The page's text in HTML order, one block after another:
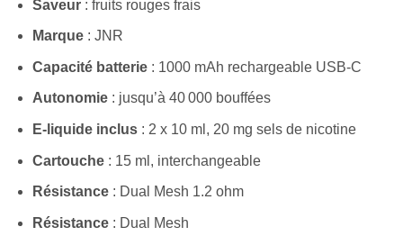
Saveur: fruits rouges frais
Marque: JNR
Capacité batterie: 1000 mAh rechargeable USB-C
Autonomie: jusqu’à 40 000 bouffées
E-liquide inclus: 2 x 10 ml, 20 mg sels de nicotine
Cartouche: 15 ml, interchangeable
Résistance: Dual Mesh 1.2 ohm
Résistance: Dual Mesh